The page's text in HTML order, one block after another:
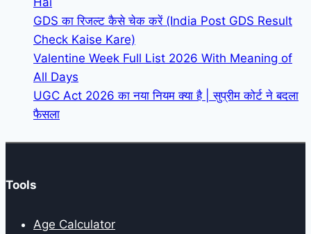
GDS का रिजल्ट कैसे चेक करें (India Post GDS Result
Check Kaise Kare)
Valentine Week Full List 2026 With Meaning of
All Days
UGC Act 2026 का नया नियम क्या है | सुप्रीम कोर्ट ने बदला
फैसला
Tools
Age Calculator